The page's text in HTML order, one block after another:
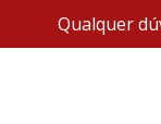
Qualquer